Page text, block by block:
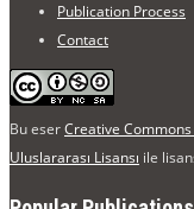
Publication Process
Contact
Bu eserCreative Commons
Uluslararası Lisansı ile